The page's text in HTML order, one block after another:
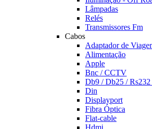
Lâmpadas
Relés
Transmissores Fm
Cabos
Adaptador de
Alimentação
Apple
Bnc / CCTV
Db9 / Db25 /
Din
Displayport
Fibra Óptica
Flat-cable
Hdmi